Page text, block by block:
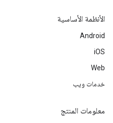
الأنظمة الأساسية
Android
iOS
Web
خدمات ويب
معلومات المنتج